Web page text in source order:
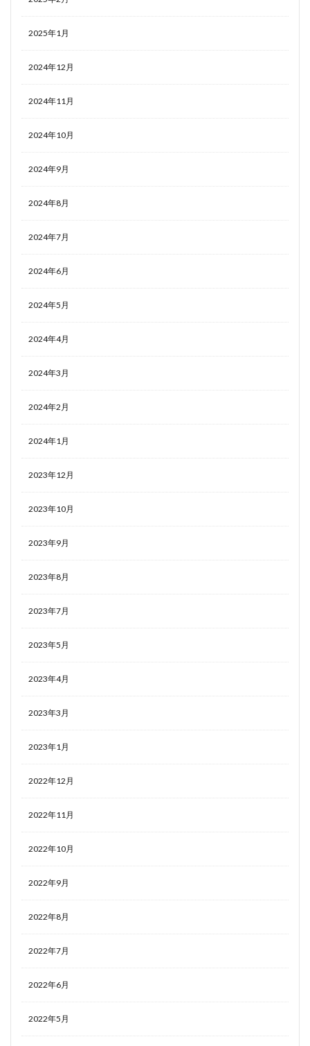
2025年1月
2024年12月
2024年11月
2024年10月
2024年9月
2024年8月
2024年7月
2024年6月
2024年5月
2024年4月
2024年3月
2024年2月
2024年1月
2023年12月
2023年10月
2023年9月
2023年8月
2023年7月
2023年5月
2023年4月
2023年3月
2023年1月
2022年12月
2022年11月
2022年10月
2022年9月
2022年8月
2022年7月
2022年6月
2022年5月